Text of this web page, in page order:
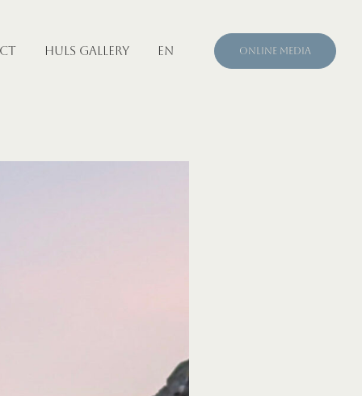
HULS GALLERY EN ONLINE MEDIA